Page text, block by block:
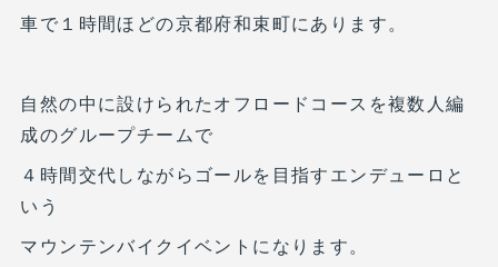
車で１時間ほどの京都府和束町にあります。
自然の中に設けられたオフロードコースを複数人編
成のグループチームで
４時間交代しながらゴールを目指すエンデューロと
いう
マウンテンバイクイベントになります。